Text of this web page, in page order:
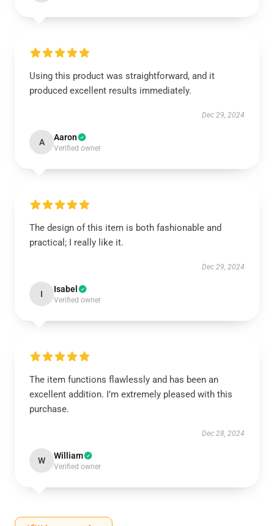
Using this product was straightforward, and it
produced excellent results immediately.
Dec 29, 2024
A Aaron
Verified owner
The design of this item is both fashionable and
practical; I really like it.
Dec 29, 2024
I Isabel
Verified owner
The item functions flawlessly and has been an
excellent addition. I’m extremely pleased with this
purchase.
Dec 28, 2024
W William
Verified owner